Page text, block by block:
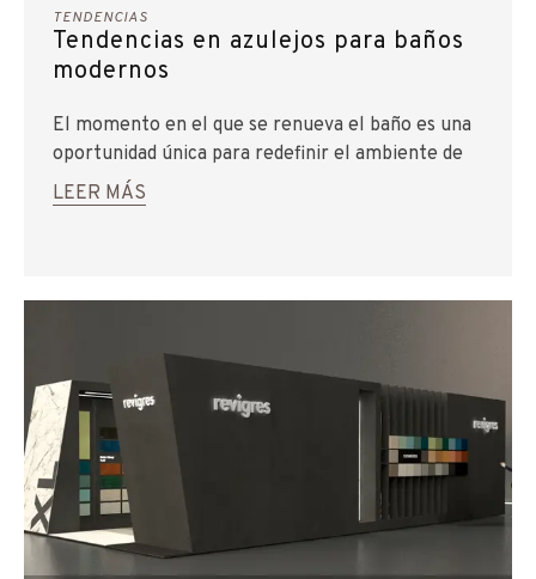
TENDENCIAS
Tendencias en azulejos para baños
modernos
El momento en el que se renueva el baño es una
oportunidad única para redefinir el ambiente de
uno de los espacios más importantes, y muchas
veces olvidado, de la casa. Con una selección
le permitirá crear un espacio elegante y fiel a su
LEER MÁS